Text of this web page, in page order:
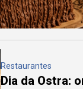
Restaurantes
Dia da Ostra: